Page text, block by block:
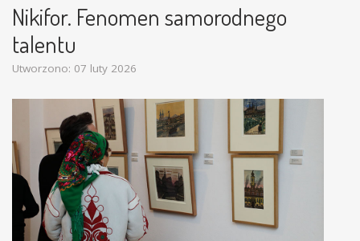
Nikifor. Fenomen samorodnego
talentu
Utworzono: 07 luty 2026